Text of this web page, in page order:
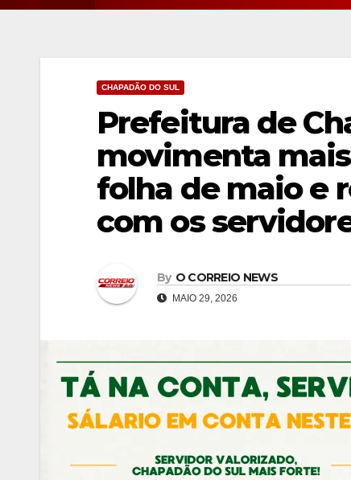
CHAPADÃO DO SUL
Prefeitura de
movimenta mais
folha de maio e
com os
By O CORREIO NEWS
MAIO 29, 2026